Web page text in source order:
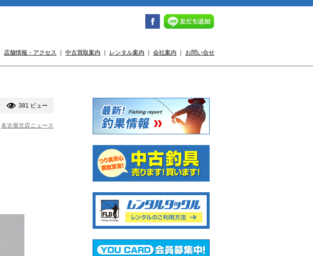
店舗情報・アクセス 中古買取案内 レンタル案内 会社案内 お問い合せ
381 ビュー
名古屋北店ニュース